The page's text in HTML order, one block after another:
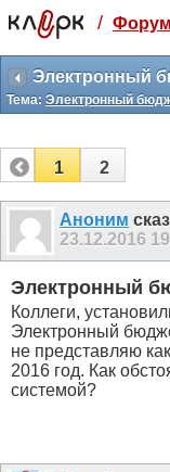
Святые
прекрасен:)
месяц
3 месяца
259 ₽
-10%
полгода
499 ₽
-15%
Отмена Оплатить
/
Электронный
Тема: Электронный
1 2
Аноним
23.12.2016
Электронный
Коллеги,
Электронный
не представляю
2016 год. Как
системой?